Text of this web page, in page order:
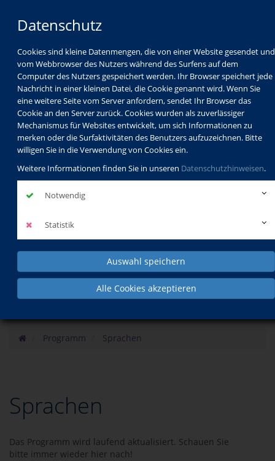
Datenschutz
Cookies sind kleine Datenmengen, die von einer Website gesendet und
vom Webbrowser des Nutzers während des Surfens auf dem
Computer des Nutzers gespeichert werden. Ihr Browser speichert jede
Nachricht in einer kleinen Datei, die Cookie genannt wird. Wenn Sie
eine weitere Seite vom Server anfordern, sendet Ihr Browser das
Cookie an den Server zurück. Cookies wurden als zuverlässiger
Mechanismus für Websites entwickelt, um sich Informationen zu
merken oder die Surfaktivitäten des Benutzers aufzuzeichnen. Bitte
willigen Sie in die Verwendung von Cookies ein.
Weitere Informationen finden Sie in unseren Datenschutzhinweisen.
Notwendig
Statistik
Auswahl speichern
Alle Cookies akzeptieren
Programm
Schulabschlüsse
Schulkindbetreuung
Service
Programm Sprachen
Sprachen
Das Programm wird laufend aktualisiert. Schauen Sie
bitte immer wieder hier nach!